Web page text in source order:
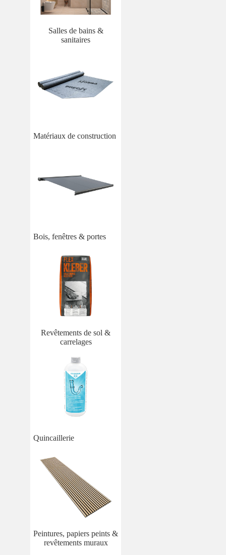
Salles de bains &
sanitaires
Matériaux de construction
Bois, fenêtres & portes
Revêtements de sol &
carrelages
Quincaillerie
Peintures, papiers peints &
revêtements muraux